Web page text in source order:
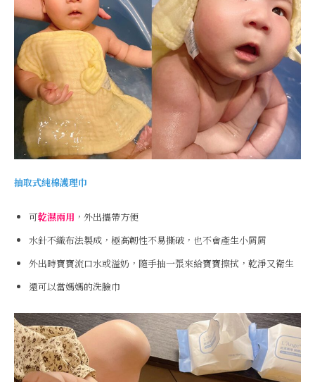
抽取式純棉護理巾
可乾濕兩用 ，外出攜帶方便
水針不織布法製成，極高韌性不易撕破，也不會產生小屑屑
外出時寶寶流口水或溢奶，隨手抽一張來給寶寶擦拭，乾淨又衛生
還可以當媽媽的洗臉巾